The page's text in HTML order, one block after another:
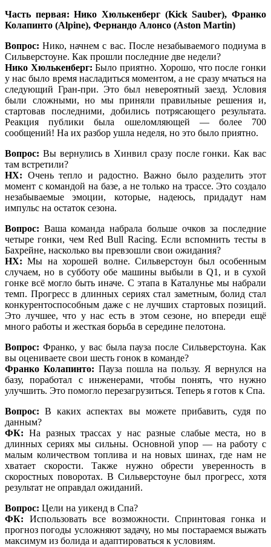
Часть первая: Нико Хюлькенберг (Kick Sauber), Франко
Колапинто (Alpine), Фернандо Алонсо (Aston Martin)
Вопрос: Нико, начнем с вас. После незабываемого подиума в
Сильверстоуне. Как прошли последние две недели?
Нико Хюлькенберг: Было приятно. Хорошо, что после гонки
у нас было время насладиться моментом, а не сразу мчаться на
следующий Гран-при. Это был невероятный заезд. Условия
были сложными, но мы приняли правильные решения и,
стартовав последними, добились потрясающего результата.
Реакция публики была ошеломляющей — более 700
сообщений! На их разбор ушла неделя, но это было приятно.
Вопрос: Вы вернулись в Хинвил сразу после гонки. Как вас
там встретили?
НХ: Очень тепло и радостно. Важно было разделить этот
момент с командой на базе, а не только на трассе. Это создало
незабываемые эмоции, которые, надеюсь, придадут нам
импульс на остаток сезона.
Вопрос: Ваша команда набрала больше очков за последние
четыре гонки, чем Red Bull Racing. Если вспомнить тесты в
Бахрейне, насколько вы превзошли свои ожидания?
НХ: Мы на хорошей волне. Сильверстоун был особенным
случаем, но в субботу обе машины выбыли в Q1, и в сухой
гонке всё могло быть иначе. С этапа в Каталунье мы набрали
темп. Прогресс в длинных сериях стал заметным, болид стал
конкурентоспособным даже с не лучших стартовых позиций.
Это лучшее, что у нас есть в этом сезоне, но впереди ещё
много работы и жесткая борьба в середине пелотона.
Вопрос: Франко, у вас была пауза после Сильверстоуна. Как
вы оцениваете свои шесть гонок в команде?
Франко Колапинто: Пауза пошла на пользу. Я вернулся на
базу, поработал с инженерами, чтобы понять, что нужно
улучшить. Это помогло перезагрузиться. Теперь я готов к Спа.
Вопрос: В каких аспектах вы можете прибавить, судя по
данным?
ФК: На разных трассах у нас разные слабые места, но в
длинных сериях мы сильны. Основной упор — на работу с
малым количеством топлива и на новых шинах, где нам не
хватает скорости. Также нужно обрести уверенность в
скоростных поворотах. В Сильверстоуне был прогресс, хотя
результат не оправдал ожиданий.
Вопрос: Цели на уикенд в Спа?
ФК: Использовать все возможности. Спринтовая гонка и
прогноз погоды усложняют задачу, но мы постараемся выжать
максимум из болида и адаптироваться к условиям.